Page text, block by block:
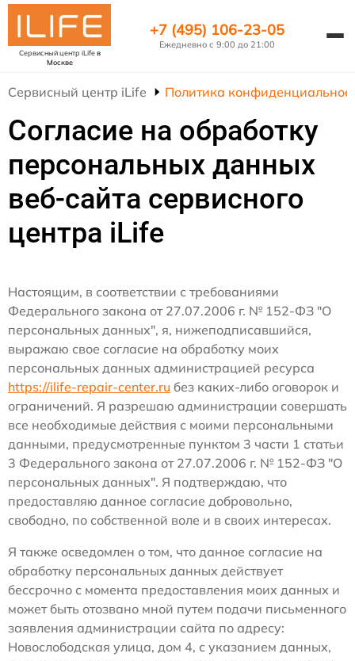
Сервисный центр iLifeв
Москве
+7 (495) 106-23-05
Ежедневно с 9:00 до 21:00
Сервисный центр iLife Политика
Согласие на обработку
персональных данных
веб-сайта сервисного
центра iLife
Настоящим, в соответствии с требованиями
Федерального закона от 27.07.2006 г. № 152-ФЗ "О
персональных данных", я, нижеподписавшийся,
выражаю свое согласие на обработку моих
персональных данных администрацией ресурса
https://ilife-repair-center.ru без каких-либо оговорок и
ограничений. Я разрешаю администрации совершать
все необходимые действия с моими персональными
данными, предусмотренные пунктом 3 части 1 статьи
3 Федерального закона от 27.07.2006 г. № 152-ФЗ "О
персональных данных". Я подтверждаю, что
предоставляю данное согласие добровольно,
свободно, по собственной воле и в своих интересах.
Я также осведомлен о том, что данное согласие на
обработку персональных данных действует
бессрочно с момента предоставления моих данных и
может быть отозвано мной путем подачи письменного
заявления администрации сайта по адресу:
Новослободская улица, дом 4, с указанием данных,